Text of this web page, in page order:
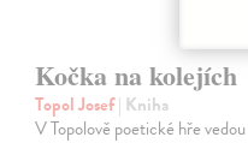
Kočka na kolejích
Topol Josef| Kniha
V Topolově poetické hře